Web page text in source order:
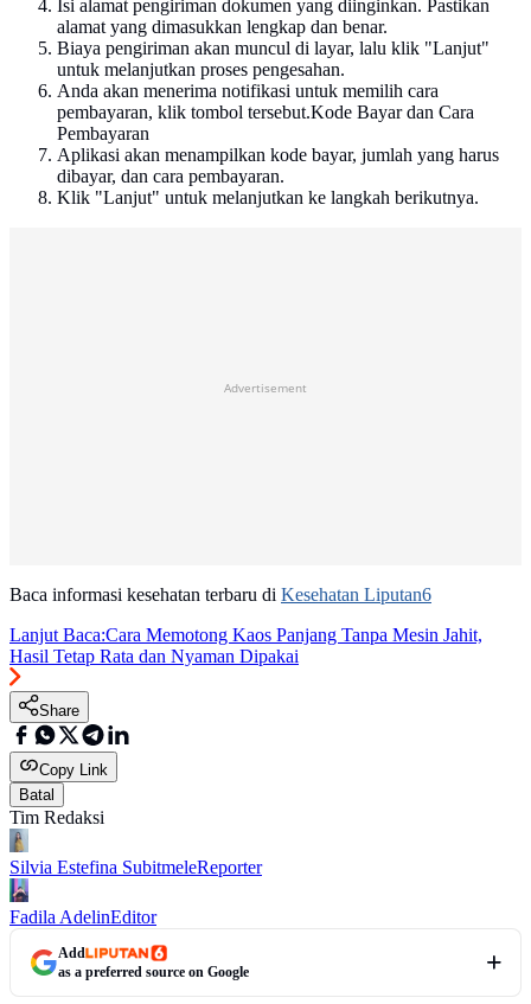
Isi alamat pengiriman dokumen yang diinginkan. Pastikan
alamat yang dimasukkan lengkap dan benar.
Biaya pengiriman akan muncul di layar, lalu klik "Lanjut"
untuk melanjutkan proses pengesahan.
Anda akan menerima notifikasi untuk memilih cara
pembayaran, klik tombol tersebut.Kode Bayar dan Cara
Pembayaran
Aplikasi akan menampilkan kode bayar, jumlah yang harus
dibayar, dan cara pembayaran.
Klik "Lanjut" untuk melanjutkan ke langkah berikutnya.
Advertisement
Baca informasi kesehatan terbaru di Kesehatan Liputan6
Lanjut Baca:Cara Memotong Kaos Panjang Tanpa Mesin Jahit,
Hasil Tetap Rata dan Nyaman Dipakai
Share
Copy Link
Batal
Tim Redaksi
Silvia Estefina SubitmeleReporter
Fadila AdelinEditor
Add
as a preferred source on Google